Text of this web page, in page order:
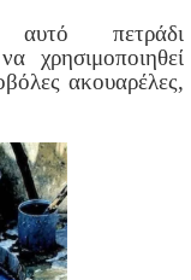
πετράδι
χρησιμοποιηθεί
ακουαρέλες,